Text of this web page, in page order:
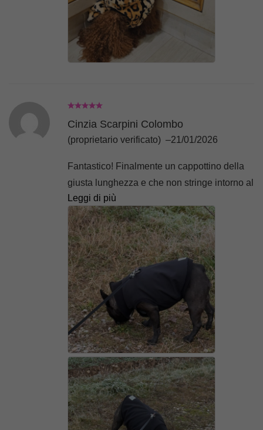
Cinzia Scarpini Colombo
(proprietario verificato) –21/01/2026
Fantastico! Finalmente un cappottino della
giusta lunghezza e che non stringe intorno al
collo. E poi caldo caldo…bellissimo.
L’acquisto migliore di sempre per la mia
Cloe.
Leggi di più